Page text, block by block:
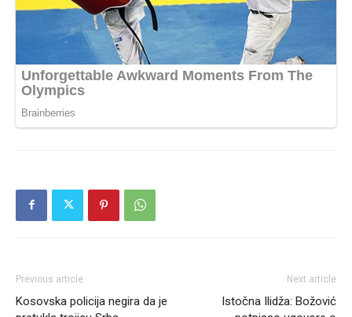
Previous article
Kosovska policija negira da je
Next article
Istočna Ilidža: Božović